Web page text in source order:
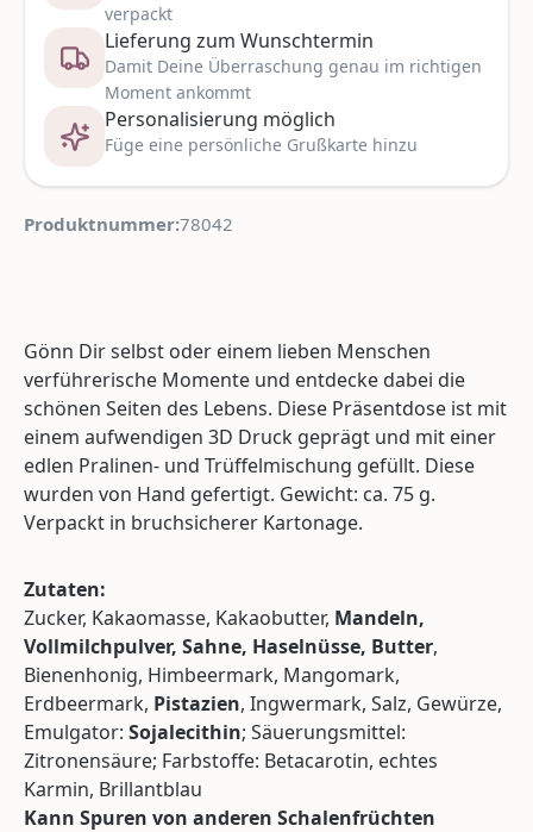
verpackt
Lieferung zum Wunschtermin
Damit Deine Überraschung genau im richtigen
Moment ankommt
Personalisierung möglich
Füge eine persönliche Grußkarte hinzu
Produktnummer:78042
Gönn Dir selbst oder einem lieben Menschen
verführerische Momente und entdecke dabei die
schönen Seiten des Lebens. Diese Präsentdose ist mit
einem aufwendigen 3D Druck geprägt und mit einer
edlen Pralinen- und Trüffelmischung gefüllt. Diese
wurden von Hand gefertigt. Gewicht: ca. 75 g.
Verpackt in bruchsicherer Kartonage.
Zutaten:
Zucker, Kakaomasse, Kakaobutter, Mandeln,
Vollmilchpulver, Sahne, Haselnüsse, Butter,
Bienenhonig, Himbeermark, Mangomark,
Erdbeermark, Pistazien, Ingwermark, Salz, Gewürze,
Emulgator: Sojalecithin; Säuerungsmittel:
Zitronensäure; Farbstoffe: Betacarotin, echtes
Karmin, Brillantblau
Kann Spuren von anderen Schalenfrüchten